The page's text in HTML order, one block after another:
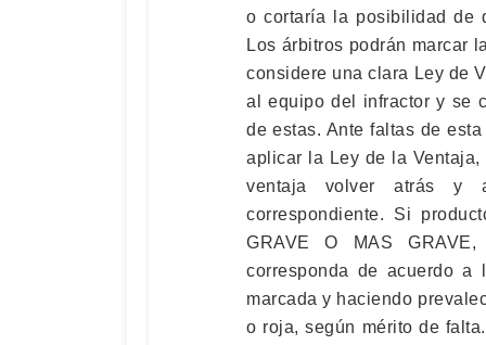
o cortaría la posibilidad de
Los árbitros podrán marcar
considere una clara Ley de
al equipo del infractor y se
de estas. Ante faltas de
aplicar la Ley de la
ventaja volver atrás y
correspondiente. Si
GRAVE O MAS
corresponda de acuerdo
marcada y haciendo
o roja, según mérito de